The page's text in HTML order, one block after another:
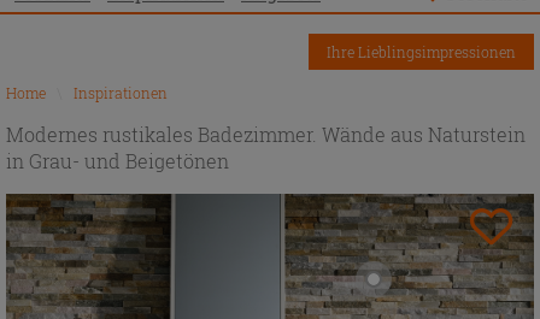
Home Inspirationen
Ihre Lieblingsimpressionen
Modernes rustikales Badezimmer. Wände aus Naturstein
in Grau- und Beigetönen